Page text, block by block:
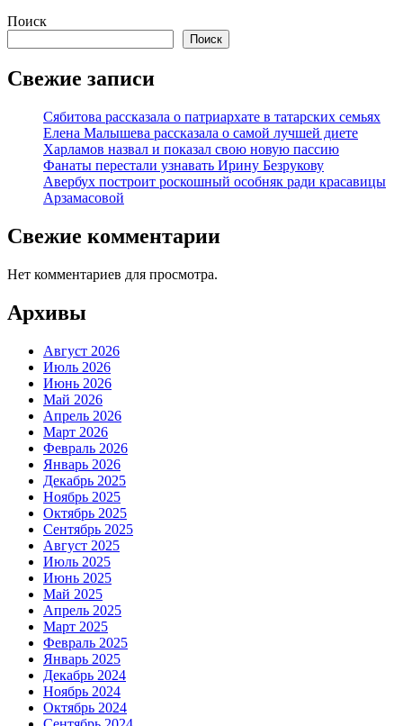
Поиск
Поиск
Свежие записи
Сябитова рассказала о патриархате в татарских семьях
Елена Малышева рассказала о самой лучшей диете
Харламов назвал и показал свою новую пассию
Фанаты перестали узнавать Ирину Безрукову
Авербух построит роскошный особняк ради красавицы
Арзамасовой
Свежие комментарии
Нет комментариев для просмотра.
Архивы
Август 2026
Июль 2026
Июнь 2026
Май 2026
Апрель 2026
Март 2026
Февраль 2026
Январь 2026
Декабрь 2025
Ноябрь 2025
Октябрь 2025
Сентябрь 2025
Август 2025
Июль 2025
Июнь 2025
Май 2025
Апрель 2025
Март 2025
Февраль 2025
Январь 2025
Декабрь 2024
Ноябрь 2024
Октябрь 2024